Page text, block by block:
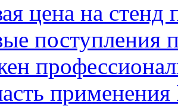
цена на
поступления